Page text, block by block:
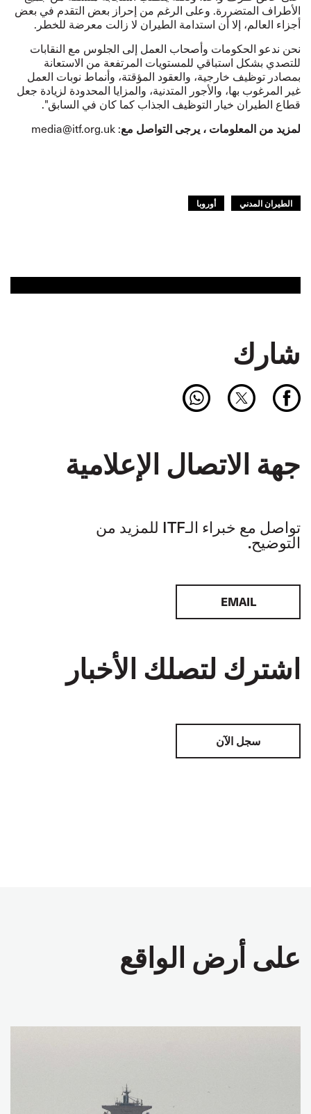
الأطراف المتضررة. وعلى الرغم من إحراز بعض التقدم في بعض
أجزاء العالم، إلا أن استدامة الطيران لا زالت معرضة للخطر.
نحن ندعو الحكومات وأصحاب العمل إلى الجلوس مع النقابات
للتصدي بشكل استباقي للمستويات المرتفعة من الاستعانة
بمصادر توظيف خارجية، والعقود المؤقتة، وأنماط نوبات العمل
غير المرغوب بها، والأجور المتدنية، والمزايا المحدودة لزيادة جعل
قطاع الطيران خيار التوظيف الجذاب كما كان في السابق".
لمزيد من المعلومات ، يرجى التواصل مع: media@itf.org.uk
الطيران المدني أوروبا
شارك
جهة الاتصال الإعلامية
تواصل مع خبراء الـITF للمزيد من
التوضيح.
EMAIL
اشترك لتصلك الأخبار
سجل الآن
على أرض الواقع